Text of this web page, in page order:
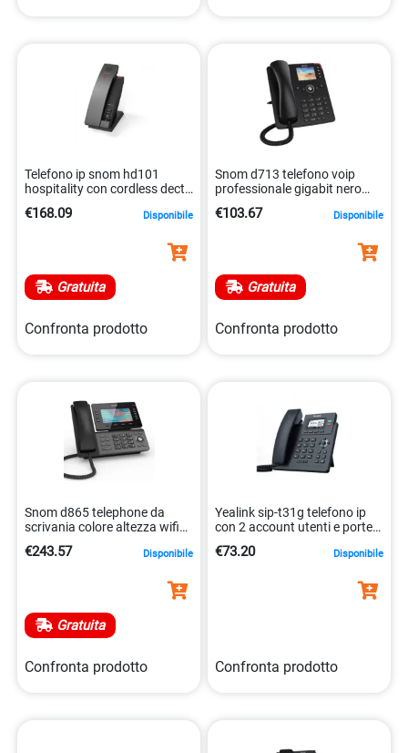
Telefono ip snom hd101
hospitality con cordless dect
€168.09 Disponibile
Gratuita
Confronta prodotto
Snom d713 telefono voip
professionale gigabit nero
4260059583695
€103.67 Disponibile
Gratuita
Confronta prodotto
Snom d865 telephone da
scrivania colore altezza wifi
4260059583268
€243.57 Disponibile
Gratuita
Confronta prodotto
Yealink sip-t31g telefono ip
con 2 account utenti e porte
€73.20 Disponibile
Confronta prodotto